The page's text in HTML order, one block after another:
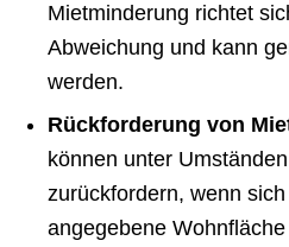
Mietminderung richtet
Abweichung und kann
werden.
Rückforderung von
können unter
zurückfordern, wenn
angegebene